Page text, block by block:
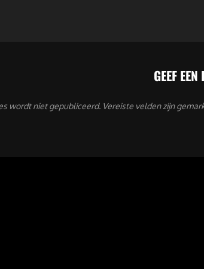
GEEF
wordt niet gepubliceerd. Vereiste velden zijn